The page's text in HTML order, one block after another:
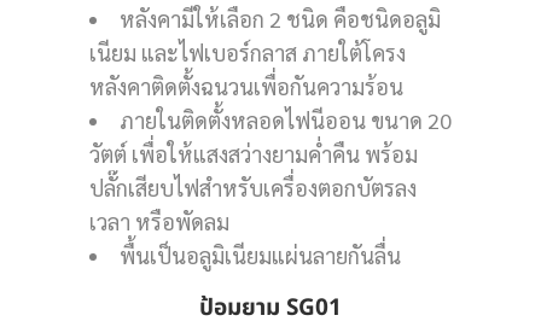
หลังคามีให้เลือก 2 ชนิด คือชนิดอลูมิ
เนียม และไฟเบอร์กลาส ภายใต้โครง
หลังคาติดตั้งฉนวนเพื่อกันความร้อน
ภายในติดตั้งหลอดไฟนีออน ขนาด 20
วัตต์ เพื่อให้แสงสว่างยามค่ำคืน พร้อม
ปลั๊กเสียบไฟสำหรับเครื่องตอกบัตรลง
เวลา หรือพัดลม
พื้นเป็นอลูมิเนียมแผ่นลายกันลื่น
ป้อมยาม SG01